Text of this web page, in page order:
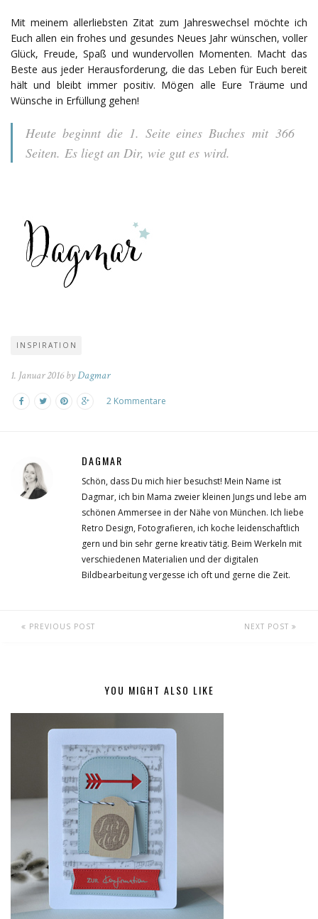
Mit meinem allerliebsten Zitat zum Jahreswechsel möchte ich
Euch allen ein frohes und gesundes Neues Jahr wünschen, voller
Glück, Freude, Spaß und wundervollen Momenten. Macht das
Beste aus jeder Herausforderung, die das Leben für Euch bereit
hält und bleibt immer positiv. Mögen alle Eure Träume und
Wünsche in Erfüllung gehen!
Heute beginnt die 1. Seite eines Buches mit 366
Seiten. Es liegt an Dir, wie gut es wird.
INSPIRATION
1. Januar 2016 byDagmar
2 Kommentare
DAGMAR
Schön, dass Du mich hier besuchst! Mein Name ist
Dagmar, ich bin Mama zweier kleinen Jungs und lebe am
schönen Ammersee in der Nähe von München. Ich liebe
Retro Design, Fotografieren, ich koche leidenschaftlich
gern und bin sehr gerne kreativ tätig. Beim Werkeln mit
verschiedenen Materialien und der digitalen
Bildbearbeitung vergesse ich oft und gerne die Zeit.
PREVIOUS POST NEXT POST
YOU MIGHT ALSO LIKE